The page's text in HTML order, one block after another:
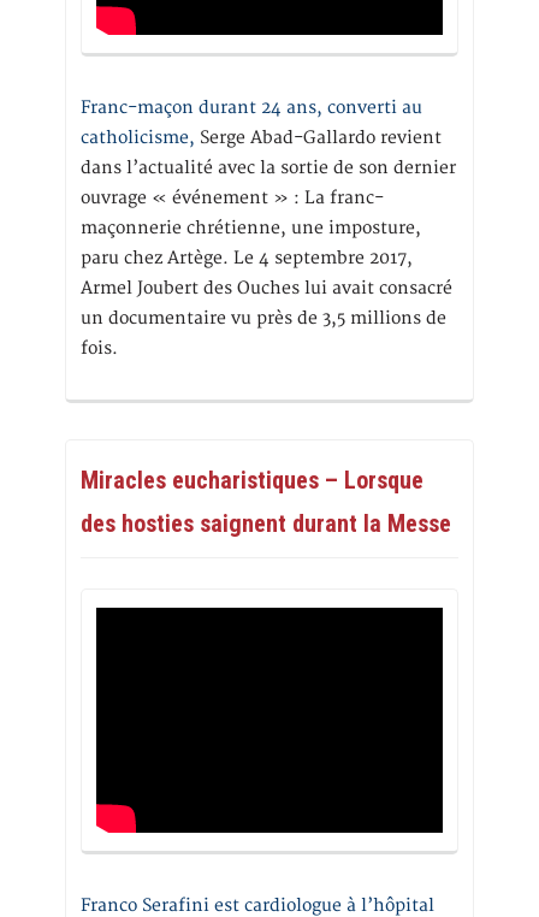
Franc-maçon durant 24 ans, converti au
catholicisme, Serge Abad-Gallardo revient
dans l’actualité avec la sortie de son dernier
ouvrage « événement » : La franc-
maçonnerie chrétienne, une imposture,
paru chez Artège. Le 4 septembre 2017,
Armel Joubert des Ouches lui avait consacré
un documentaire vu près de 3,5 millions de
fois.
Miracles eucharistiques – Lorsque
des hosties saignent durant la Messe
Franco Serafini est cardiologue à l’hôpital